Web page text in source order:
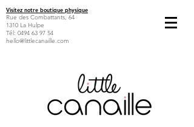
Visitez notre boutique physique
Rue des Combattants, 64
1310 La Hulpe
Tél: 0494 63 97 54
hello@littlecanaille.com